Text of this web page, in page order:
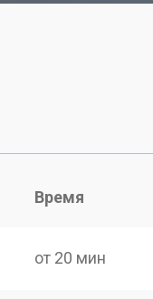
Время
от 20 мин